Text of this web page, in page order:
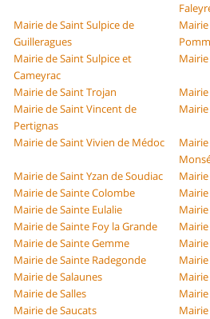
Mairie de Saint Sulpice de
Guilleragues
Mairie de Saint Sulpice et
Cameyrac
Mairie de Saint Trojan
Mairie de Saint Vincent de
Pertignas
Mairie de Saint Vivien de Médoc
Mairie de Saint Yzan de Soudiac
Mairie de Sainte Colombe
Mairie de Sainte Eulalie
Mairie de Sainte Foy la Grande
Mairie de Sainte Gemme
Mairie de Sainte Radegonde
Mairie de Salaunes
Mairie de Salles
Mairie de Saucats